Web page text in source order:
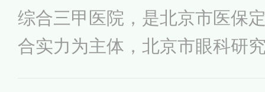
综合三甲医院，是北京市医保
合实力为主体，北京市眼科研